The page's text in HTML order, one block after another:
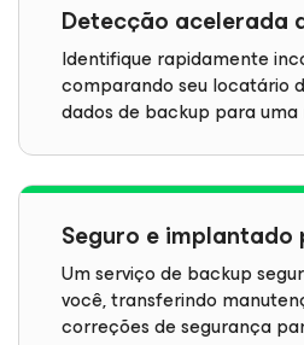
Detecção acelerada
Identifique rapidamente
comparando seu locatário
dados de backup para
Seguro e implantado
Um serviço de backup
você, transferindo
correções de segurança